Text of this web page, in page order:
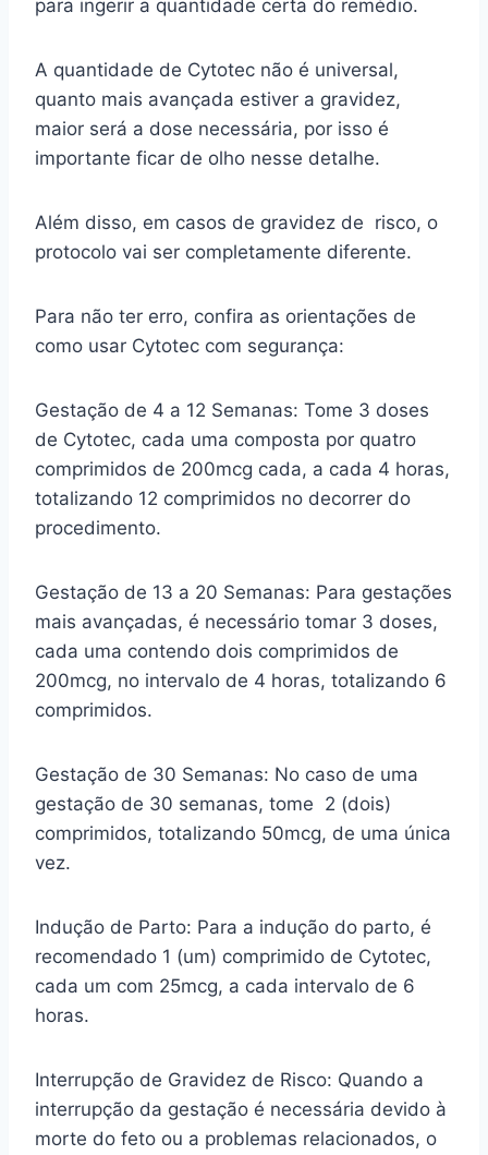
para ingerir a quantidade certa do remédio.
A quantidade de Cytotec não é universal,
quanto mais avançada estiver a gravidez,
maior será a dose necessária, por isso é
importante ficar de olho nesse detalhe.
Além disso, em casos de gravidez de risco, o
protocolo vai ser completamente diferente.
Para não ter erro, confira as orientações de
como usar Cytotec com segurança:
Gestação de 4 a 12 Semanas: Tome 3 doses
de Cytotec, cada uma composta por quatro
comprimidos de 200mcg cada, a cada 4 horas,
totalizando 12 comprimidos no decorrer do
procedimento.
Gestação de 13 a 20 Semanas: Para gestações
mais avançadas, é necessário tomar 3 doses,
cada uma contendo dois comprimidos de
200mcg, no intervalo de 4 horas, totalizando 6
comprimidos.
Gestação de 30 Semanas: No caso de uma
gestação de 30 semanas, tome 2 (dois)
comprimidos, totalizando 50mcg, de uma única
vez.
Indução de Parto: Para a indução do parto, é
recomendado 1 (um) comprimido de Cytotec,
cada um com 25mcg, a cada intervalo de 6
horas.
Interrupção de Gravidez de Risco: Quando a
interrupção da gestação é necessária devido à
morte do feto ou a problemas relacionados, o